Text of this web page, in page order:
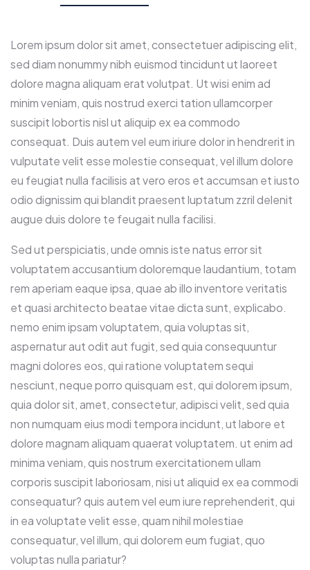
Lorem ipsum dolor sit amet, consectetuer adipiscing elit,
sed diam nonummy nibh euismod tincidunt ut laoreet
dolore magna aliquam erat volutpat. Ut wisi enim ad
minim veniam, quis nostrud exerci tation ullamcorper
suscipit lobortis nisl ut aliquip ex ea commodo
consequat. Duis autem vel eum iriure dolor in hendrerit in
vulputate velit esse molestie consequat, vel illum dolore
eu feugiat nulla facilisis at vero eros et accumsan et iusto
odio dignissim qui blandit praesent luptatum zzril delenit
augue duis dolore te feugait nulla facilisi.
Sed ut perspiciatis, unde omnis iste natus error sit
voluptatem accusantium doloremque laudantium, totam
rem aperiam eaque ipsa, quae ab illo inventore veritatis
et quasi architecto beatae vitae dicta sunt, explicabo.
nemo enim ipsam voluptatem, quia voluptas sit,
aspernatur aut odit aut fugit, sed quia consequuntur
magni dolores eos, qui ratione voluptatem sequi
nesciunt, neque porro quisquam est, qui dolorem ipsum,
quia dolor sit, amet, consectetur, adipisci velit, sed quia
non numquam eius modi tempora incidunt, ut labore et
dolore magnam aliquam quaerat voluptatem. ut enim ad
minima veniam, quis nostrum exercitationem ullam
corporis suscipit laboriosam, nisi ut aliquid ex ea commodi
consequatur? quis autem vel eum iure reprehenderit, qui
in ea voluptate velit esse, quam nihil molestiae
consequatur, vel illum, qui dolorem eum fugiat, quo
voluptas nulla pariatur?